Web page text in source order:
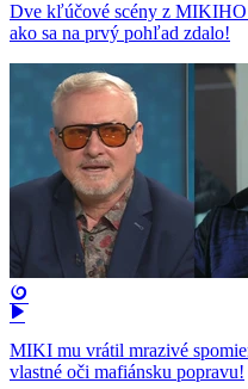
Dve kľúčové scény z MIKIHO
ako sa na prvý pohľad zdalo!
MIKI mu vrátil mrazivé
vlastné oči mafiánsku popravu!